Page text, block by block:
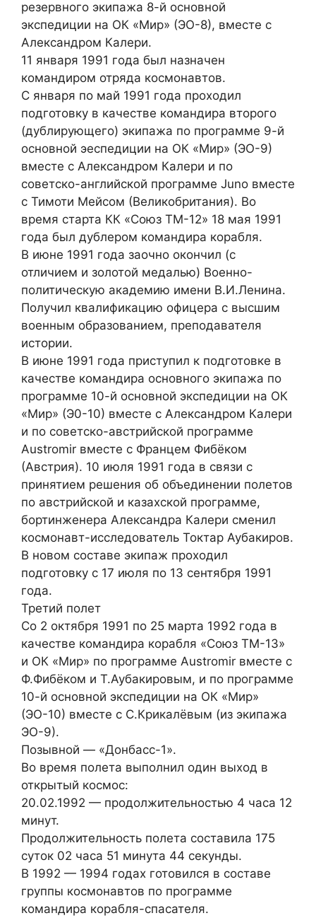
резервного экипажа 8-й основной
экспедиции на ОК «Мир» (ЭО-8), вместе с
Александром Калери.
11 января 1991 года был назначен
командиром отряда космонавтов.
С января по май 1991 года проходил
подготовку в качестве командира второго
(дублирующего) экипажа по программе 9-й
основной эеспедиции на ОК «Мир» (ЭО-9)
вместе с Александром Калери и по
советско-английской программе Juno вместе
с Тимоти Мейсом (Великобритания). Во
время старта КК «Союз ТМ-12» 18 мая 1991
года был дублером командира корабля.
В июне 1991 года заочно окончил (с
отличием и золотой медалью) Военно-
политическую академию имени В.И.Ленина.
Получил квалификацию офицера с высшим
военным образованием, преподавателя
истории.
В июне 1991 года приступил к подготовке в
качестве командира основного экипажа по
программе 10-й основной экспедиции на ОК
«Мир» (Э0-10) вместе с Александром Калери
и по советско-австрийской программе
Austromir вместе с Францем Фибёком
(Австрия). 10 июля 1991 года в связи с
принятием решения об объединении полетов
по австрийской и казахской программе,
бортинженера Александра Калери сменил
космонавт-исследователь Токтар Аубакиров.
В новом составе экипаж проходил
подготовку с 17 июля по 13 сентября 1991
года.
Третий полет
Со 2 октября 1991 по 25 марта 1992 года в
качестве командира корабля «Союз ТМ-13»
и ОК «Мир» по программе Austromir вместе с
Ф.Фибёком и Т.Аубакировым, и по программе
10-й основной экспедиции на ОК «Мир»
(ЭО-10) вместе с С.Крикалёвым (из экипажа
ЭО-9).
Позывной — «Донбасс-1».
Во время полета выполнил один выход в
открытый космос:
20.02.1992 — продолжительностью 4 часа 12
минут.
Продолжительность полета составила 175
суток 02 часа 51 минута 44 секунды.
В 1992 — 1994 годах готовился в составе
группы космонавтов по программе
командира корабля-спасателя.